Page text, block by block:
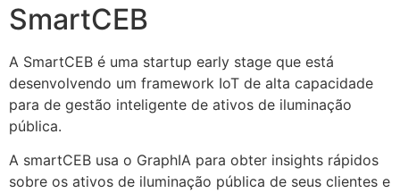
SmartCEB
A SmartCEB é uma startup early stage que está
desenvolvendo um framework IoT de alta capacidade
para de gestão inteligente de ativos de iluminação
pública.
A smartCEB usa o GraphIA para obter insights rápidos
sobre os ativos de iluminação pública de seus clientes e